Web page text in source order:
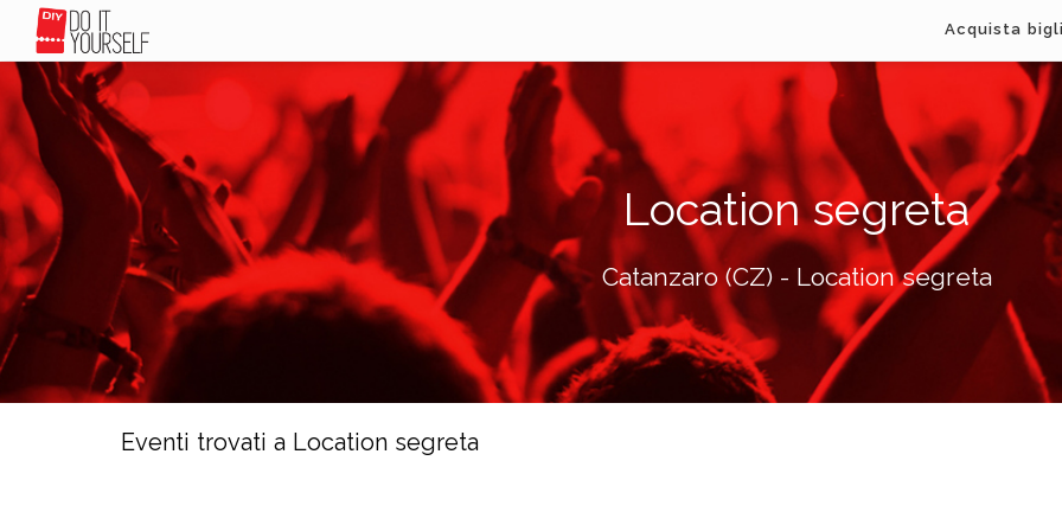
Acquista
Location segreta
Catanzaro (CZ) - Location segreta
Eventi trovati a Location segreta